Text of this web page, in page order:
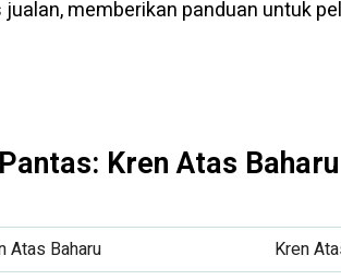
memberikan panduan untuk
Kren Atas
Atas Baharu
Kren